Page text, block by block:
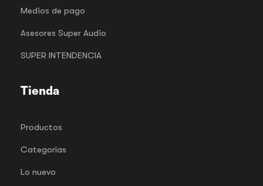
Medios de pago
Asesores Super Audio
SUPER INTENDENCIA
Tienda
Productos
Categorías
Lo nuevo